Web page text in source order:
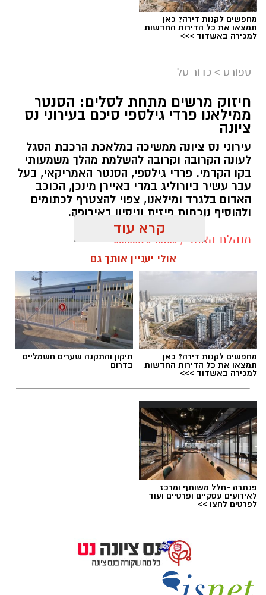
איגוד הכדוריד
דרמה של השנייה האחרונה: נבחרת הנוער
בכדוריד ובה שלושה נס ציונים, העפילה לאליפות
ניצחון דרמטי במיוחד בשנייה האחרונה מול פולין,
העניק לנבחרת הנוער של ישראל בכדוריד את
הכרטיס היוקרתי לאליפות העולם עד גיל 19
שתתקיים בקיץ הבא, והשלים הישג כפול ומתווסף
להעפלתה של נבחרת העתודה.
כבוד לנבחרת ולנציגי א.כ. נס ציונה בה: גבע דגני,
אורי בוחניק ונעם לוי. אורי בוחניק - בוגר בן גוריון
(סיים עכשיו יב'), גבע דגני - עולה לכיתה יא בבן
גוריון. נעם לוי הינו תושב רחובות אך משחק בא.כ.
נס ציונה
א.כ. נס ציונה
מחפשים לקנות דירה? כאן
תמצאו את כל הדירות החדשות
למכירה באשדוד >>>
ספורט > כדור סל
חיזוק מרשים מתחת לסלים: הסנטר
ממילאנו פרדי גילספי סיכם בעירוני נס
ציונה
עירוני נס ציונה ממשיכה במלאכת הרכבת הסגל
לעונה הקרובה וקרובה להשלמת מהלך משמעותי
בקו הקדמי. פרדי גילספי, הסנטר האמריקאי, בעל
עבר עשיר ביורוליג במדי באיירן מינכן, הכוכב
האדום בלגרד ומילאנו, צפוי להצטרף לכתומים
ולהוסיף נוכחות פיזית וניסיון באירופה.
מנהלת האתר / 10:06 03.08.26
תגים:עירוני נס ציונה, פרדי גילספי
חיזוק מרשים מתחת לסלים: פרדי גילספי סיכם
בנס ציונה
קרא עוד
אולי יעניין אותך גם
מחפשים לקנות דירה? כאן
תמצאו את כל הדירות החדשות
למכירה באשדוד >>>
תיקון והתקנה שערים חשמליים
בדרום
פנתרה -חלל משותף ומרכז
לאירועים עסקיים ופרטיים ועוד
לפרטים לחצו >>